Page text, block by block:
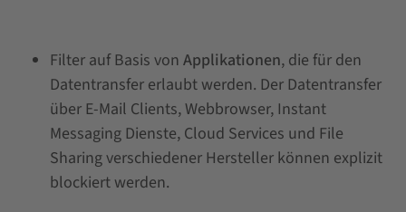
Filter auf Basis von Applikationen, die für den
Datentransfer erlaubt werden. Der Datentransfer
über E-Mail Clients, Webbrowser, Instant
Messaging Dienste, Cloud Services und File
Sharing verschiedener Hersteller können explizit
blockiert werden.